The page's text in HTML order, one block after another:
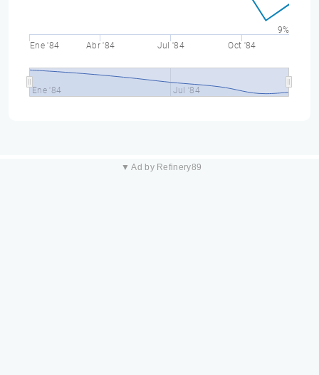
Ene '84 Abr '84 Jul '84 Oct '84
Ene '84 Jul '84
9%
▼ Ad by Refinery89